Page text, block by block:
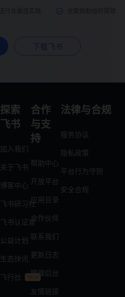
下载飞书
探索
飞书
加入我们
关于飞书
博客中心
飞书研习社
飞书认证官
公益计划
生态快讯
飞行社
合作
与支
持
帮助中心
开放平台
应用目录
合作伙伴
联系我们
更新日志
管理后台
友情链接
法律与合规
服务协议
隐私政策
平台行为守则
安全合规